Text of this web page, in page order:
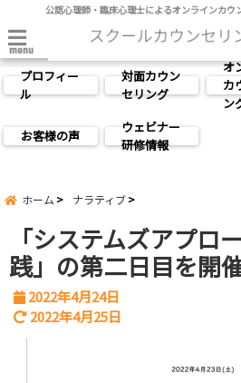
公認心理師・臨床心理士によるオンラインカウ
menu
プロフィー
ル
対面カウン
セリング
オ
カ
ン
お客様の声
ウェビナー
研修情報
ホーム ナラティブ
「システムズアプ
践」の第二日目を開
2022年4月24日
2022年4月25日